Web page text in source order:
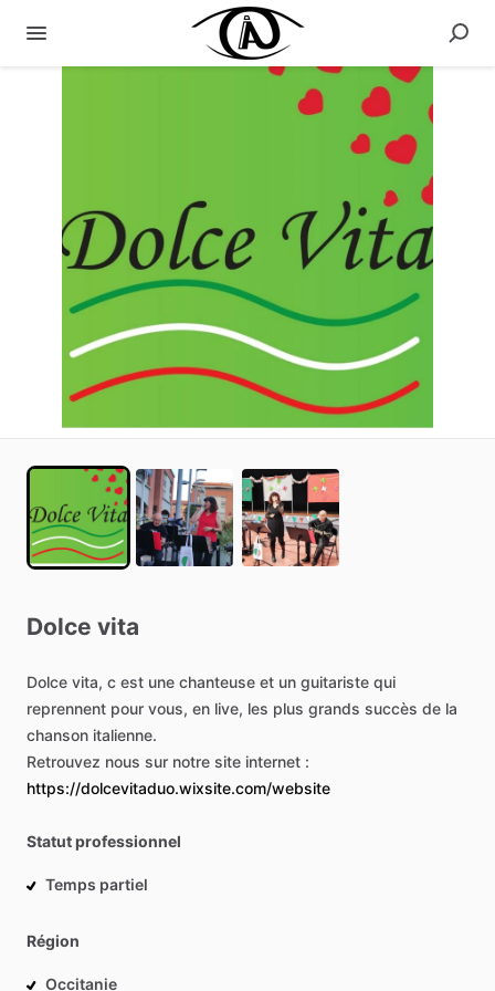
Dolce vita
Dolce vita, c est une chanteuse et un guitariste qui
reprennent pour vous, en live, les plus grands succès de la
chanson italienne.
Retrouvez nous sur notre site internet :
https://dolcevitaduo.wixsite.com/website
Statut professionnel
Temps partiel
Région
Occitanie